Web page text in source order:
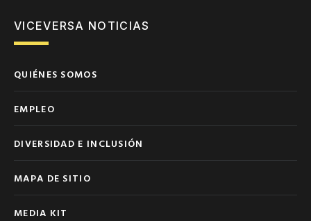
VICEVERSA NOTICIAS
QUIÉNES SOMOS
EMPLEO
DIVERSIDAD E INCLUSIÓN
MAPA DE SITIO
MEDIA KIT